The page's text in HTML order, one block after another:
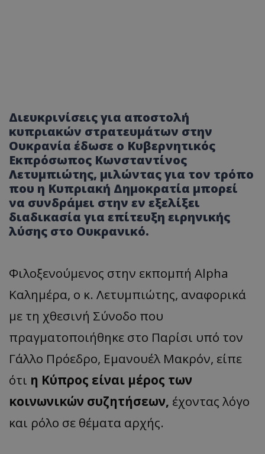
Διευκρινίσεις για αποστολή
κυπριακών στρατευμάτων στην
Ουκρανία έδωσε ο Κυβερνητικός
Εκπρόσωπος Κωνσταντίνος
Λετυμπιώτης, μιλώντας για τον τρόπο
που η Κυπριακή Δημοκρατία μπορεί
να συνδράμει στην εν εξελίξει
διαδικασία για επίτευξη ειρηνικής
λύσης στο Ουκρανικό.
Φιλοξενούμενος στην εκπομπή Alpha
Καλημέρα, ο κ. Λετυμπιώτης, αναφορικά
με τη χθεσινή Σύνοδο που
πραγματοποιήθηκε στο Παρίσι υπό τον
Γάλλο Πρόεδρο, Εμανουέλ Μακρόν, είπε
ότι η Κύπρος είναι μέρος των
κοινωνικών συζητήσεων, έχοντας λόγο
και ρόλο σε θέματα αρχής.